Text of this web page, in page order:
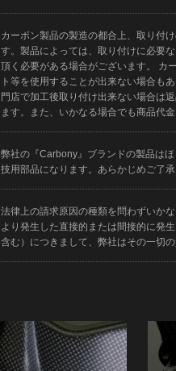
カーボン製品の製造の都合上、取り付
す。製品によっては、取り付けに必要
頂く必要がある場合がございます。 カ
ト等を使用することが出来ない場合も
門店で加工後取り付け出来ない場合は
ます。また、いかなる場合でも商品代
弊社の『Carbony』ブランドの製品は
技用部品になります。あらかじめご了承
法律上の請求原因の種類を問わずいか
より発生した直接的または間接的に発
含む）につきまして、弊社はその一切